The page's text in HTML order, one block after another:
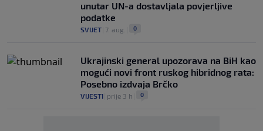
unutar UN-a dostavljala povjerljive
podatke
SVIJET 7. aug. 0
Ukrajinski general upozorava na BiH kao
mogući novi front ruskog hibridnog rata:
Posebno izdvaja Brčko
VIJESTI prije 3 h 0